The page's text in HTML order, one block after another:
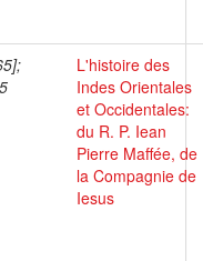
L'histoire des
Indes Orientales
et Occidentales:
du R. P. Iean
Pierre Maffée, de
la Compagnie de
Iesus